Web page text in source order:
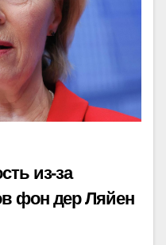
из-за
фон дер Ляйен